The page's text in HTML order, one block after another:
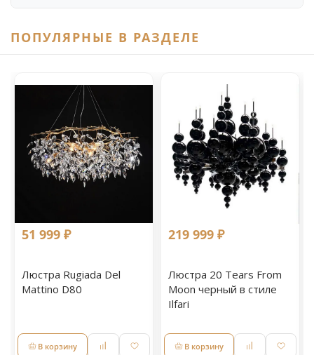
ПОПУЛЯРНЫЕ В РАЗДЕЛЕ
51 999 ₽
Люстра Rugiada Del
Mattino D80
В корзину
219 999 ₽
Люстра 20 Tears From
Moon черный в стиле
Ilfari
В корзину